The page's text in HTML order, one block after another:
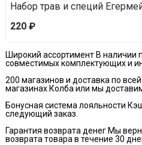
Набор трав и специй
220 ₽
Широкий ассортимент В наличии
совместимых комплектующих и
200 магазинов и доставка по
магазинах Колба или мы
Бонусная система лояльности
следующий заказ.
Гарантия возврата денег Мы
возврата товара в течение 30